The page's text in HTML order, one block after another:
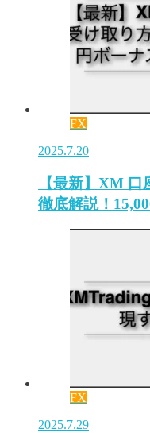
FX
2025.7.20
【最新】XM
徹底解説！
FX
2025.7.29